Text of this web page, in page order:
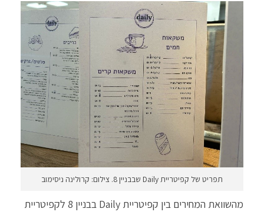
תפריט של קפיטריית Daily שבבניין 8. צילום: קרולינה ניסימוב
מהשוואת המחירים בין קפיטריית Daily בבניין 8 לקפיטריית